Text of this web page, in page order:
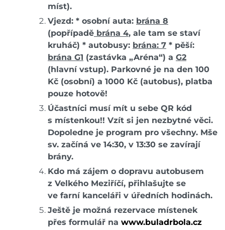
míst).
Vjezd: * osobní auta: brána 8
(popřípadě brána 4, ale tam se staví
kruháč) * autobusy: brána: 7 * pěší:
brána G1 (zastávka „Aréna“) a G2
(hlavní vstup). Parkovné je na den 100
Kč (osobní) a 1000 Kč (autobus), platba
pouze hotově!
Účastníci musí mít u sebe QR kód
s místenkou!! Vzít si jen nezbytné věci.
Dopoledne je program pro všechny. Mše
sv. začíná ve 14:30, v 13:30 se zavírají
brány.
Kdo má zájem o dopravu autobusem
z Velkého Meziříčí, přihlašujte se
ve farní kanceláři v úředních hodinách.
Ještě je možná rezervace místenek
přes formulář na www.buladrbola.cz